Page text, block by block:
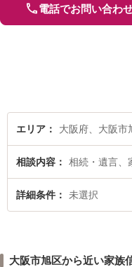
電話でお問い合わ
エリア 大阪府、大阪市
相談内容 相続・遺言、
詳細条件 未選択
大阪市旭区から近い家族